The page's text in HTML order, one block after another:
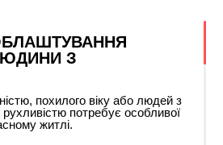
З
похилого віку або людей з
потребує особливої
житлі.